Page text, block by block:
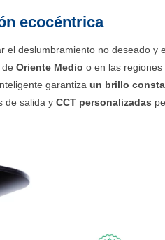
ecocéntrica
el deslumbramiento no deseado y
Oriente Medio o en las
garantiza un brillo
de salida y CCT personalizadas